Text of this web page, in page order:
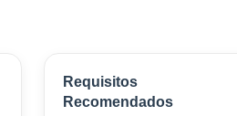
Requisitos
Recomendados